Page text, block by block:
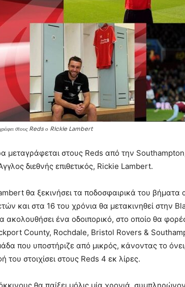
στους Reds ο Rickie Lambert
μεταγράφεται στους Reds από την
διεθνής επιθετικός, Rickie Lambert.
θα ξεκινήσει τα ποδοσφαιρικά του βήματα
και στα 16 του χρόνια θα μετακινηθεί στην
ακολουθήσει ένα οδοιπορικό, στο οποίο θα
County, Rochdale, Bristol Rovers &
που υποστήριζε από μικρός, κάνοντας το
του στοιχίσει στους Reds 4 εκ λίρες.